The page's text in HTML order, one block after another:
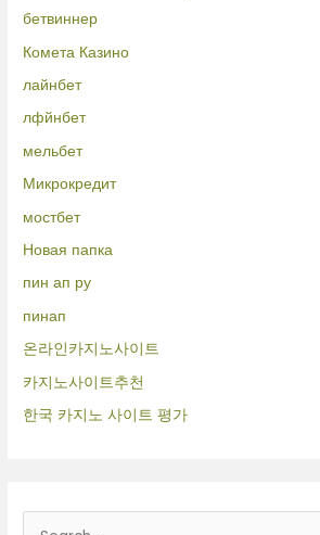
бетвиннер
Комета Казино
лайнбет
лфйнбет
мельбет
Микрокредит
мостбет
Новая папка
пин ап ру
пинап
온라인카지노사이트
카지노사이트추천
한국 카지노 사이트 평가